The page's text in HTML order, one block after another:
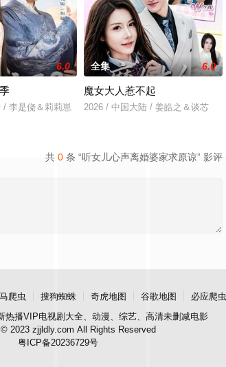
6.0
/ 李是侥＆莉莉崽
全集 6.0
魔女大人惹不起
2026 / 中国大陆 / 姜皓之＆谈芯
共 0 条 “听女儿心声离婚婆家求原谅” 影评
爬虫 搜狗蜘蛛 奇虎地图 谷歌地图
必应爬虫
热播VIP电视剧大全、动漫、综艺、高清未删减电影
2023 zjjldly.com All Rights Reserved
粤ICP备20236729号